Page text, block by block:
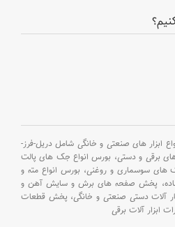
ابزار های صنعتی و خانگی شامل دریل-فرز-
برقی و دستی، بورس انواع جک های پالت
های سوسماری و روغنی، بورس انواع مته و
پخش صفحه های برش و سایش آهن و
آلات دستی صنعتی و خانگی، پخش قطعات
ابزار آلات برقی